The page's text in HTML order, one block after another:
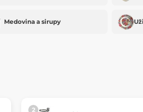
Medovina a sirupy